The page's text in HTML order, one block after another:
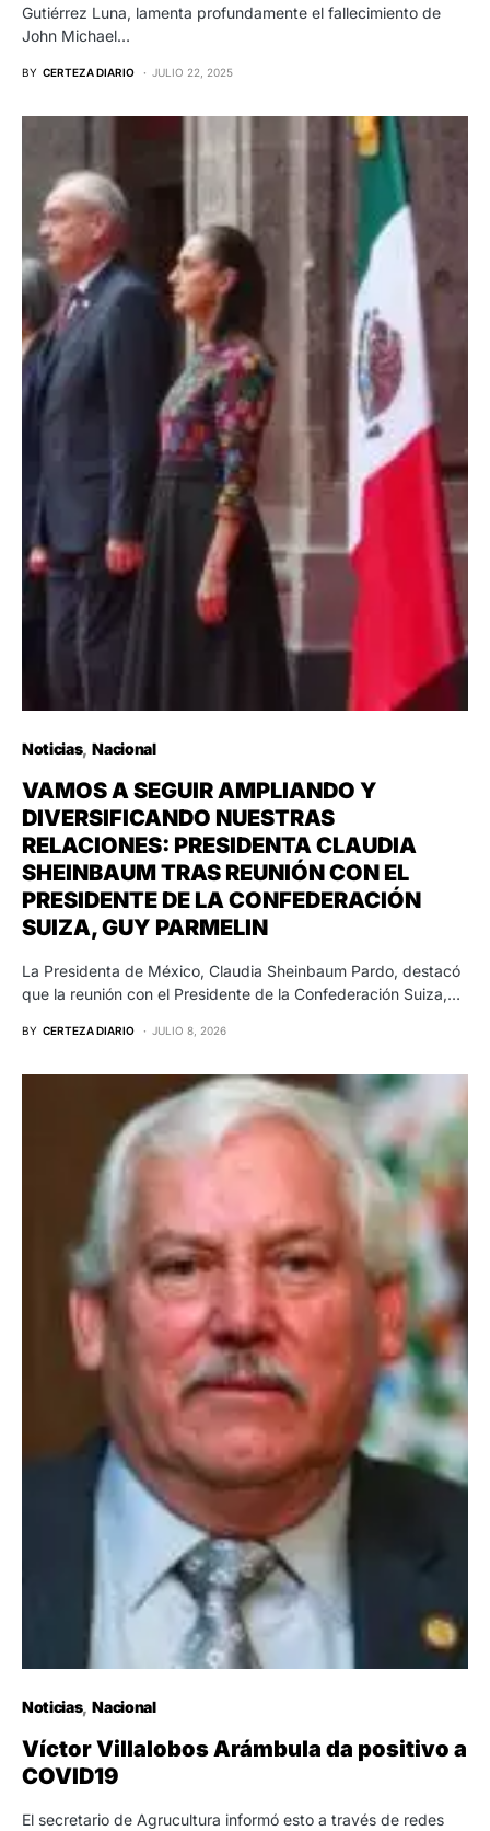
Gutiérrez Luna, lamenta profundamente el fallecimiento de
John Michael…
BY CERTEZA DIARIO JULIO 22, 2025
Noticias Nacional
VAMOS A SEGUIR AMPLIANDO Y
DIVERSIFICANDO NUESTRAS
RELACIONES: PRESIDENTA CLAUDIA
SHEINBAUM TRAS REUNIÓN CON EL
PRESIDENTE DE LA CONFEDERACIÓN
SUIZA, GUY PARMELIN
La Presidenta de México, Claudia Sheinbaum Pardo, destacó
que la reunión con el Presidente de la Confederación Suiza,…
BY CERTEZA DIARIO JULIO 8, 2026
Noticias Nacional
Víctor Villalobos Arámbula da positivo a
COVID19
El secretario de Agrucultura informó esto a través de redes